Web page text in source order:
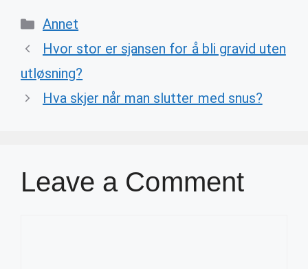
Categories
Annet
Hvor stor er sjansen for å bli gravid uten
utløsning?
Hva skjer når man slutter med snus?
Leave a Comment